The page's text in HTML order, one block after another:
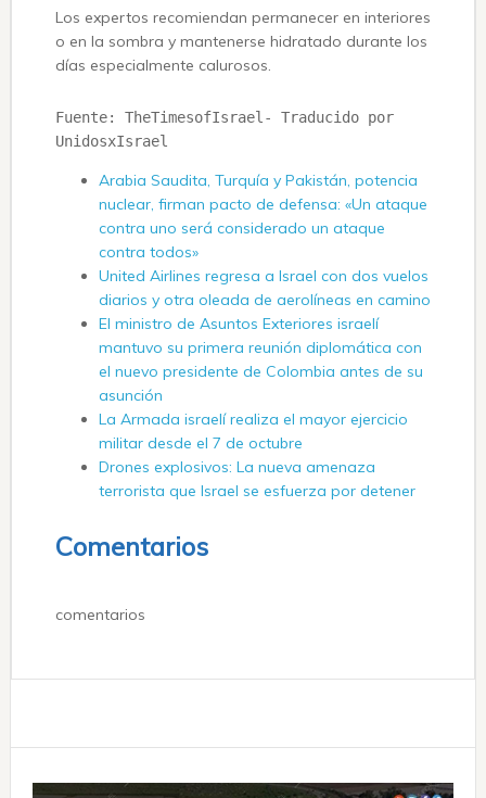
Los expertos recomiendan permanecer en interiores
o en la sombra y mantenerse hidratado durante los
días especialmente calurosos.
Fuente: TheTimesofIsrael- Traducido por
UnidosxIsrael
Arabia Saudita, Turquía y Pakistán, potencia
nuclear, firman pacto de defensa: «Un ataque
contra uno será considerado un ataque
contra todos»
United Airlines regresa a Israel con dos vuelos
diarios y otra oleada de aerolíneas en camino
El ministro de Asuntos Exteriores israelí
mantuvo su primera reunión diplomática con
el nuevo presidente de Colombia antes de su
asunción
La Armada israelí realiza el mayor ejercicio
militar desde el 7 de octubre
Drones explosivos: La nueva amenaza
terrorista que Israel se esfuerza por detener
Comentarios
comentarios